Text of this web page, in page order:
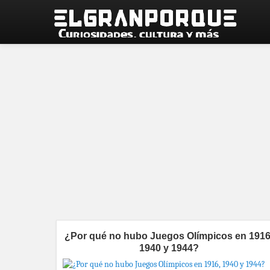
¿Por qué no hubo Juegos Olímpicos en
1940 y 1944?